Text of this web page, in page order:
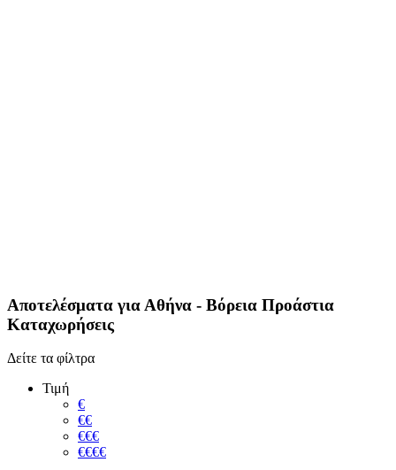
Αποτελέσματα για Αθήνα - Βόρεια Προάστια
Καταχωρήσεις
Δείτε τα φίλτρα
Τιμή
€
€€
€€€
€€€€